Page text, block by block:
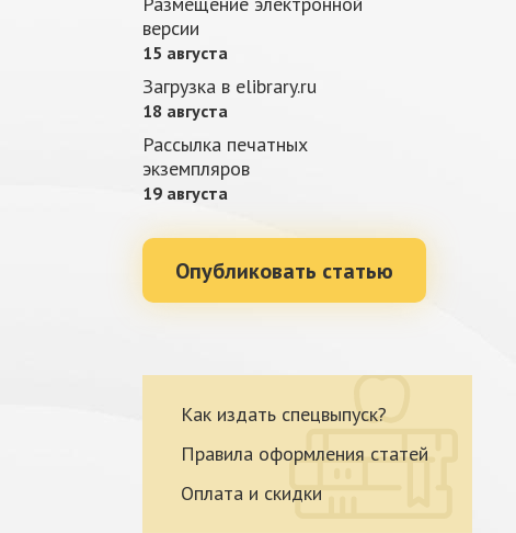
версии
15 августа
Загрузка в elibrary.ru
18 августа
Рассылка печатных
экземпляров
19 августа
Опубликовать статью
Как издать спецвыпуск?
Правила оформления статей
Оплата и скидки